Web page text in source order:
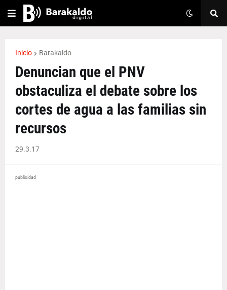
Inicio Barakaldo
Denuncian que el PNV
obstaculiza el debate sobre los
cortes de agua a las familias sin
recursos
29.3.17
publicidad